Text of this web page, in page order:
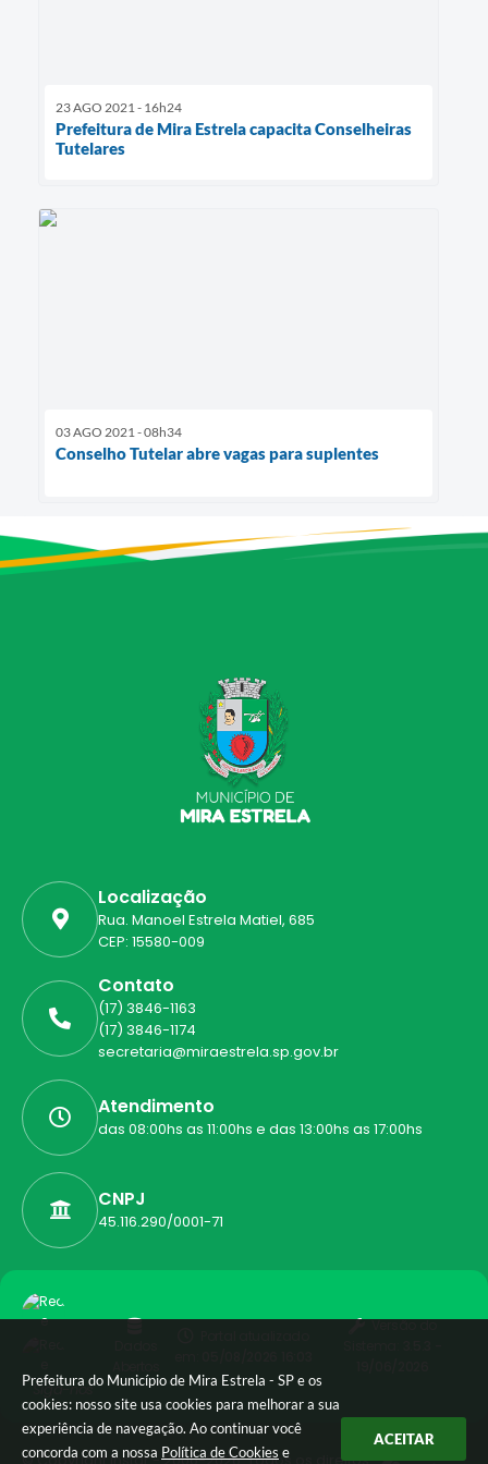
Prefeitura do Município de Mira Estrela - SP e os
cookies: nosso site usa cookies para melhorar a sua
experiência de navegação. Ao continuar você
concorda com a nossa Política de Cookies e
ACEITAR
23 AGO 2021 - 16h24
Prefeitura de Mira Estrela capacita Conselheiras
Tutelares
03 AGO 2021 - 08h34
Conselho Tutelar abre vagas para suplentes
Localização
Rua. Manoel Estrela Matiel, 685
CEP: 15580-009
Contato
(17) 3846-1163
(17) 3846-1174
secretaria@miraestrela.sp.gov.br
Atendimento
das 08:00hs as 11:00hs e das 13:00hs as 17:00hs
CNPJ
45.116.290/0001-71
Versão do
Siga-nos